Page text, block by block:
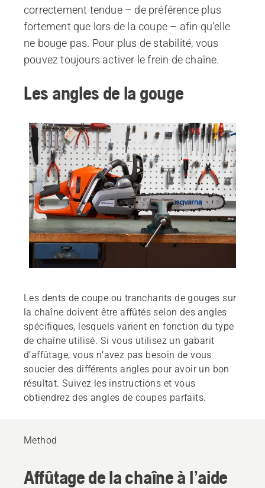
correctement tendue – de préférence plus
fortement que lors de la coupe – afin qu’elle
ne bouge pas. Pour plus de stabilité, vous
pouvez toujours activer le frein de chaîne.
Les angles de la gouge
Les dents de coupe ou tranchants de gouges sur
la chaîne doivent être affûtés selon des angles
spécifiques, lesquels varient en fonction du type
de chaîne utilisé. Si vous utilisez un gabarit
d’affûtage, vous n’avez pas besoin de vous
soucier des différents angles pour avoir un bon
résultat. Suivez les instructions et vous
obtiendrez des angles de coupes parfaits.
Method
Affûtage de la chaîne à l’aide